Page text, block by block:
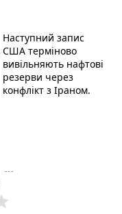
Наступний запис
США терміново
вивільняють нафтові
резерви через
конфлікт з Іраном.